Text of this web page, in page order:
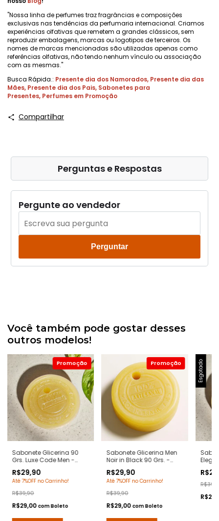
"Nossa linha de perfumes traz fragrâncias e composições
exclusivas nas tendências da perfumaria internacional. Criamos
experiências olfativas que remetem a grandes clássicos, sem
reproduzir embalagens, marcas ou logotipos de terceiros. Os
nomes de marcas mencionadas são utilizadas apenas como
referências olfativas, não tendo nenhum vínculo ou associação
com as mesmas."
Busca Rápida.: Presente dia dos Namorados, Presente dia das
Mães, Presente dia dos Pais, Sabonetes para
Presentes, Perfumes em Promoção
Compartilhar
Perguntas e Respostas
Pergunte ao vendedor
Perguntar
Você também pode gostar desses
outros modelos!
Sabonete Glicerina 90
Grs. Luxe Code Men -
Hidratante com Extratos
Naturais - Arte 1 Perfumes
R$29,90
Até 7%OFF no Carrinho!
R$39,90
R$29,00 comBoleto
Sabonete Glicerina Men
Noir in Black 90 Grs. -
Black - Hidratante com
Extratos Naturais - Arte 1
Perfumes
R$29,90
Até 7%OFF no Carrinho!
R$39,90
R$29,00 comBoleto
Esgotado
-